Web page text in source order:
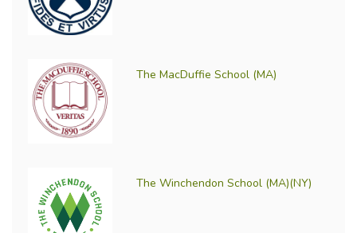
The MacDuffie School (MA)
The Winchendon School (MA)(NY)